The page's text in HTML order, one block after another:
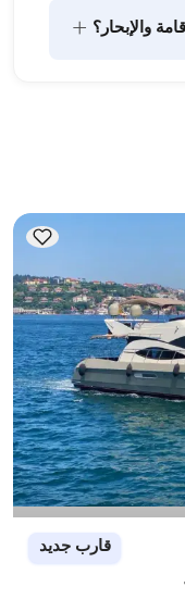
والإبحار؟ +
قارب جديد